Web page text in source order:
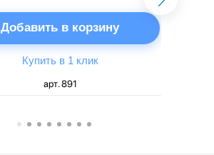
Добавить в корзину
Купить в 1 клик
арт. 891